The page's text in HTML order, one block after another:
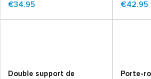
€34.95 €42.95
Double support de
Porte-